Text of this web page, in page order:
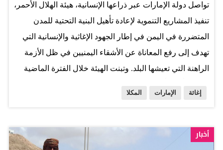
تواصل دولة الإمارات عبر ذراعها الإنسانية، هيئة الهلال الأحمر،
تنفيذ المشاريع التنموية لإعادة تأهيل البنية التحتية للمدن
المتضررة في اليمن في إطار الجهود الإغاثية والإنسانية التي
تهدف إلى رفع المعاناة عن الأشقاء اليمنيين في ظل الأزمة
الراهنة التي تعيشها البلد. وتبنت الهيئة خلال الفترة الماضية
وتركيب مضخات خاصة من أجل تحسين خدمة مياه الشرب،
وإيصالها إلى منازل المواطنين ورفع المعاناة عنهم، حيث
إغاثة الإمارات المكلا
أخبار